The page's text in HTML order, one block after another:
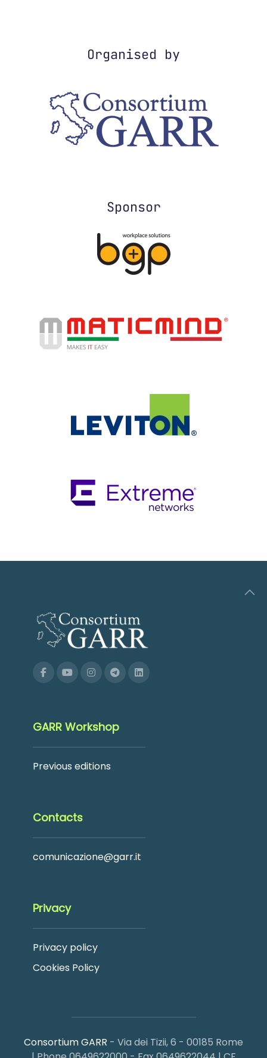
Organised by
Sponsor
GARR Workshop
Previous editions
Contacts
comunicazione@garr.it
Privacy
Privacy policy
Cookies Policy
Consortium GARR - Via dei Tizii, 6 - 00185 Rome